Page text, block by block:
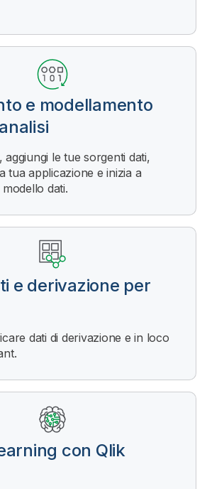
e modellamento
aggiungi le tue sorgenti dati,
tua applicazione e inizia a
dati.
e derivazione per
dati di derivazione e in loco
con Qlik